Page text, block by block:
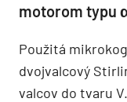
motorom typu
Použitá
dvojvalcový
valcov do tvaru